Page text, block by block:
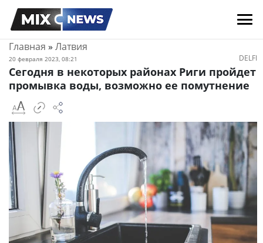
Главная » Латвия
20 февраля 2023, 08:21 DELFI
Сегодня в некоторых районах Риги пройдет
промывка воды, возможно ее помутнение